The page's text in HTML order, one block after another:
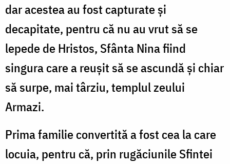
dar acestea au fost capturate și
decapitate, pentru că nu au vrut să se
lepede de Hristos, Sfânta Nina fiind
singura care a reușit să se ascundă și chiar
să surpe, mai târziu, templul zeului
Armazi.
Prima familie convertită a fost cea la care
locuia, pentru că, prin rugăciunile Sfintei